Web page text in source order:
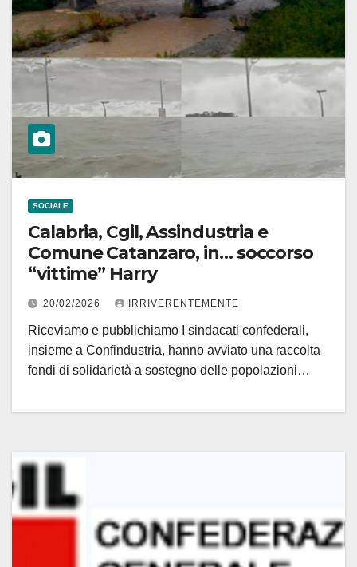
SOCIALE
Calabria, Cgil, Assindustria e
Comune Catanzaro, in… soccorso
“vittime” Harry
20/02/2026 IRRIVERENTEMENTE
Riceviamo e pubblichiamo I sindacati confederali,
insieme a Confindustria, hanno avviato una raccolta
fondi di solidarietà a sostegno delle popolazioni…